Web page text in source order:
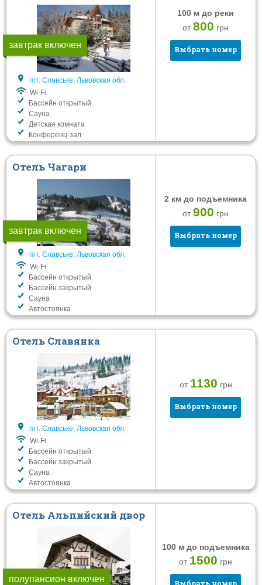
завтрак включен
пгт. Славське, Львовская обл.
Wi-Fi
Бассейн открытый
Сауна
Детская комната
Конференц-зал
100 м до реки
от800 грн
Выбрать номер
завтрак включен
Отель Чагари
пгт. Славське, Львовская обл.
Wi-Fi
Бассейн открытый
Бассейн закрытый
Сауна
Автостоянка
2 км до подъемника
от900 грн
Выбрать номер
Отель Славянка
пгт. Славське, Львовская обл.
Wi-Fi
Бассейн открытый
Бассейн закрытый
Сауна
Автостоянка
от 1130 грн
Выбрать номер
полупансион включен
Отель Альпийский двор
100 м до подъемника
от 1500 грн